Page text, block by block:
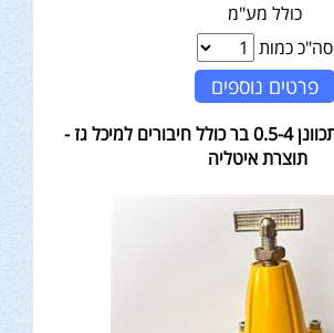
כולל מע"מ
סה"כ כמות
פרטים נוספים
ווסת גז (גפ"מ) מתכוונן 0.5-4 בר כולל חיבורים למיכל גז -
תוצרת איטליה